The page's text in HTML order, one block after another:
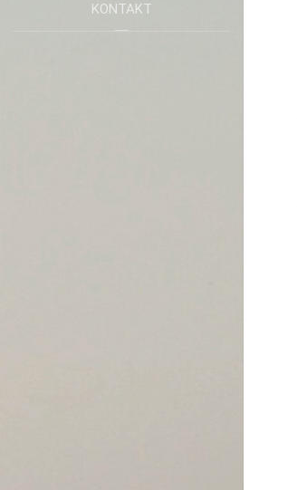
KONTAKT